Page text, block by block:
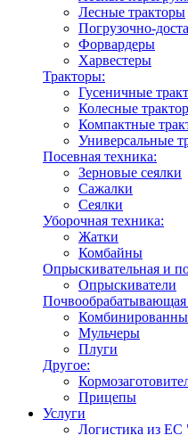
Лесные тракторы
Погрузочно-
Форвардеры
Харвестеры
Тракторы:
Гусеничные
Колесные
Компактные
Универсальные
Посевная техника:
Зерновые сеялки
Сажалки
Сеялки
Уборочная техника:
Жатки
Комбайны
Опрыскивательная и
Опрыскиватели
Почвообрабатывающая
Мульчеры
Плуги
Другое:
Прицепы
Услуги
Логистика из